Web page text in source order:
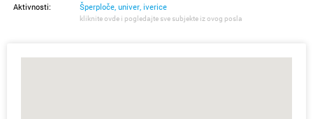
Aktivnosti: Šperploče, univer, iverice
kliknite ovde i pogledajte sve subjekte iz ovog posla